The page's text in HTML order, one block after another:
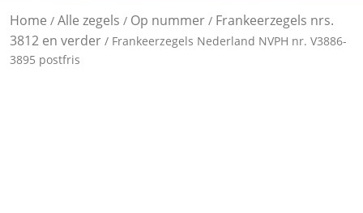
Home / Alle zegels / Op nummer / Frankeerzegels nrs.
3812 en verder / Frankeerzegels Nederland NVPH nr. V3886-
3895 postfris